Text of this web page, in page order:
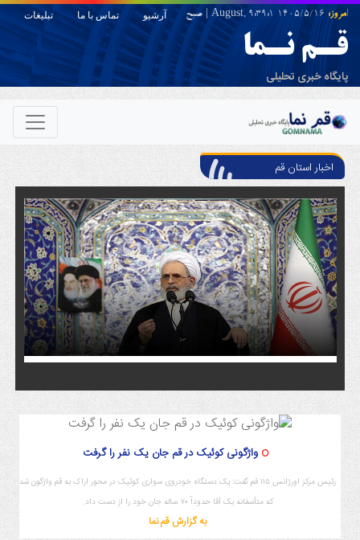
امروز:1405/5/16 August,
9:39:1
| صبح تبلیغات تماس با ما آرشیو
قـم نـما
پایگاه خبری تحلیلی
اخبار استان قم
واژگونی کوئیک در قم جان یک نفر را گرفت
رئیس مرکز اورژانس ۱۱۵ قم گفت: یک دستگاه خودروی سواری کوئیک در محور اراک به قم واژگون شد
که متأسفانه یک آقا حدوداً ۷۰ ساله جان خود را از دست داد.
به گزارش قم نما